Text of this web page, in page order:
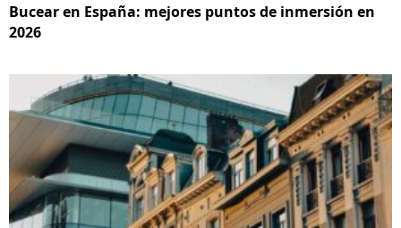
Bucear en España: mejores puntos de inmersión en
2026